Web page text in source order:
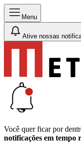
Menu
Ative nossas
Você quer ficar por
notificações em tempo